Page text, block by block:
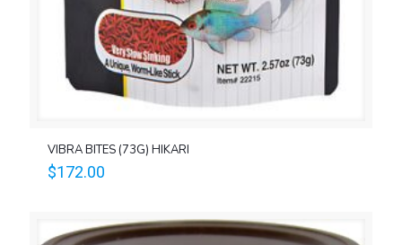
VIBRA BITES (73G) HIKARI
$172.00